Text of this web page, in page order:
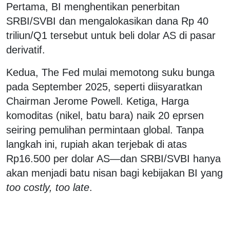
Pertama, BI menghentikan penerbitan
SRBI/SVBI dan mengalokasikan dana Rp 40
triliun/Q1 tersebut untuk beli dolar AS di pasar
derivatif.
Kedua, The Fed mulai memotong suku bunga
pada September 2025, seperti diisyaratkan
Chairman Jerome Powell. Ketiga, Harga
komoditas (nikel, batu bara) naik 20 eprsen
seiring pemulihan permintaan global. Tanpa
langkah ini, rupiah akan terjebak di atas
Rp16.500 per dolar AS—dan SRBI/SVBI hanya
akan menjadi batu nisan bagi kebijakan BI yang
too costly, too late.